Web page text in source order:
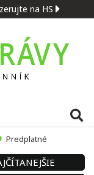
na HS
Predplatné